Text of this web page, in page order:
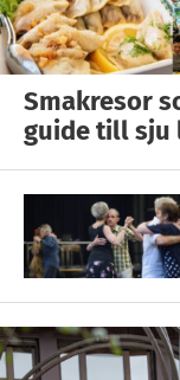
Smakresor
guide till sju